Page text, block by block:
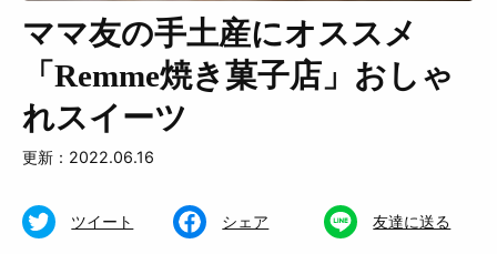
特集 くらし
ママ友の手土産にオススメ
「Remme焼き菓子店」おしゃ
れスイーツ
更新：2022.06.16
ツイート シェア 友達に送る